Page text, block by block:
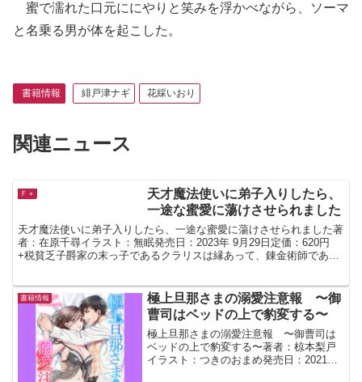
蜜で濡れた口元ににやりと笑みを浮かべながら、ソーマ
と名乗る男が体を起こした。
書籍情報 緋戸津ナギ 花綵いおり
関連ニュース
Ｆ＋
天才魔法使いに弟子入りしたら、
一途な蜜愛に蕩けさせられました
天才魔法使いに弟子入りしたら、一途な蜜愛に蕩けさせられました著
者：在原千尋イラスト：無眠発売日：2023年 9月29日定価：620円
+税貧乏子爵家の末っ子であるクラリスは縁あって、錬金術師である
書籍情報
極上旦那さまの溺愛注意報 〜御
曹司はベッドの上で豹変する〜
極上旦那さまの溺愛注意報 〜御曹司は
ベッドの上で豹変する〜著者：椋本梨戸
イラスト：つきのおまめ発売日：2021年